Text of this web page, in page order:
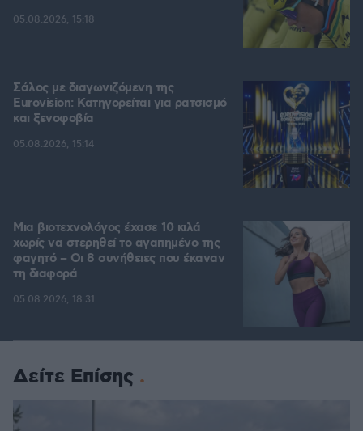
05.08.2026, 15:18
Σάλος με διαγωνιζόμενη της
Eurovision: Κατηγορείται για ρατσισμό
και ξενοφοβία
05.08.2026, 15:14
Μια βιοτεχνολόγος έχασε 10 κιλά
χωρίς να στερηθεί το αγαπημένο της
φαγητό – Οι 8 συνήθειες που έκαναν
τη διαφορά
05.08.2026, 18:31
Δείτε Επίσης